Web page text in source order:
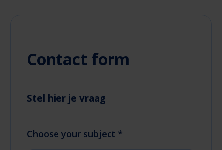
Contact form
Stel hier je vraag
Choose your subject *